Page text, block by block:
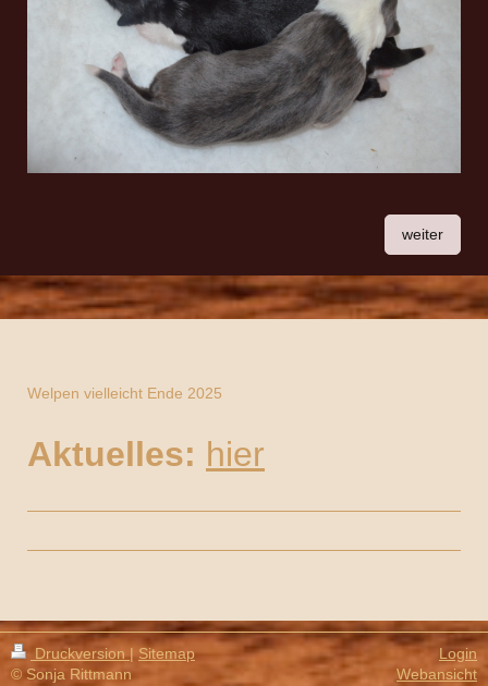
weiter
Welpen vielleicht Ende 2025
Aktuelles: hier
Druckversion| Sitemap
© Sonja Rittmann
Login
Webansicht